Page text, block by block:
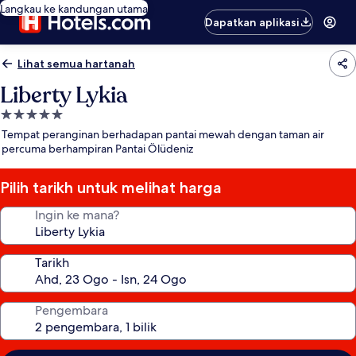
Langkau ke kandungan utama
Dapatkan aplikasi
Lihat semua hartanah
Liberty Lykia
Hartanah
5.0
bintang
Tempat peranginan berhadapan pantai mewah dengan taman air
percuma berhampiran Pantai Ölüdeniz
Pilih tarikh untuk melihat harga
Ingin ke mana?
Tarikh
Pengembara